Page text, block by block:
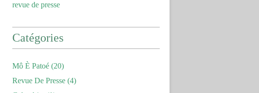
revue de presse
Catégories
Mô È Patoé (20)
Revue De Presse (4)